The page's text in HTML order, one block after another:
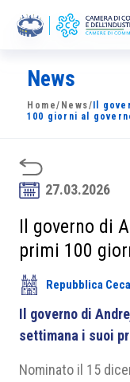
La Camera
News
Sviluppo
Soci
Partner
Progetti
Area riservata
News
Home/ News/ Il
100 giorni al
27.03.2026
Il governo di
primi 100
Repubblica Ceca
Il governo di
settimana i suoi
Nominato il 15